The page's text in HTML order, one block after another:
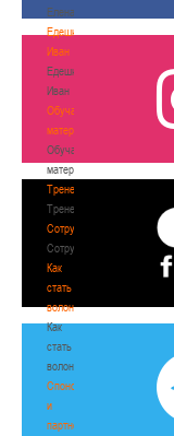
Елена
Едешко
Иван
Едешко
Иван
Обучающие
материалы
Обучающие
материалы
Тренерам
Тренерам
Сотрудничество
Сотрудничество
Как
стать
волонтером
Как
стать
волонтером
Спонсоры
и
партнеры